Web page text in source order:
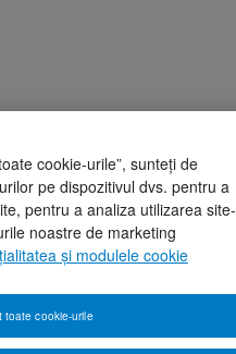
cookie-urile”, sunteți de
pe dispozitivul dvs. pentru a
pentru a analiza utilizarea site-
noastre de marketing
și modulele cookie
toate cookie-urile